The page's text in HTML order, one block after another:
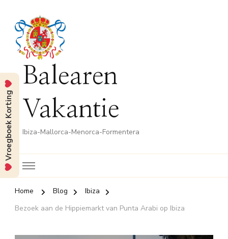
Balearen
Vakantie
Ibiza-Mallorca-Menorca-Formentera
Home Blog
Ibiza
Bezoek aan de Hippiemarkt van Punta Arabi op Ibiza
Vroegboek Korting